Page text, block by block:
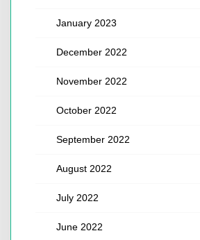
January 2023
December 2022
November 2022
October 2022
September 2022
August 2022
July 2022
June 2022